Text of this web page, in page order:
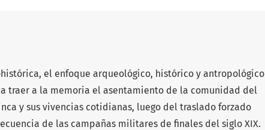
el enfoque arqueológico, histórico y antropológico
traer a la memoria el asentamiento de la comunidad del
y sus vivencias cotidianas, luego del traslado forzado
de las campañas militares de finales del siglo XIX.